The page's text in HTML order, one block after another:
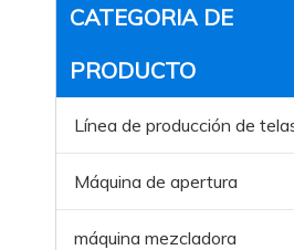
CATEGORIA DE
PRODUCTO
Máquina de apertura
máquina mezcladora